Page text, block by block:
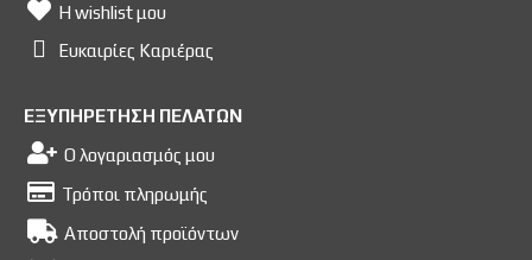
Η wishlist μου
Ευκαιρίες Kαριέρας
ΕΞΥΠΗΡΕΤΗΣΗ ΠΕΛΑΤΩΝ
Ο λογαριασμός μου
Τρόποι πληρωμής
Αποστολή προϊόντων